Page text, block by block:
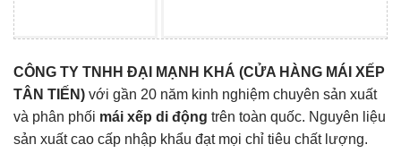
CÔNG TY TNHH ĐẠI MẠNH KHÁ (CỬA HÀNG MÁI XẾP
TÂN TIẾN) với gần 20 năm kinh nghiệm chuyên sản xuất
và phân phối mái xếp di động trên toàn quốc. Nguyên liệu
sản xuất cao cấp nhập khẩu đạt mọi chỉ tiêu chất lượng.